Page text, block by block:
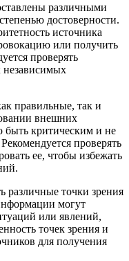
различными
достоверности.
источника
или получить
проверять
правильные, так и
внешних
быть критическим и не
проверять
ее, чтобы избежать
различные точки зрения
могут
или явлений,
точек зрения и
для получения